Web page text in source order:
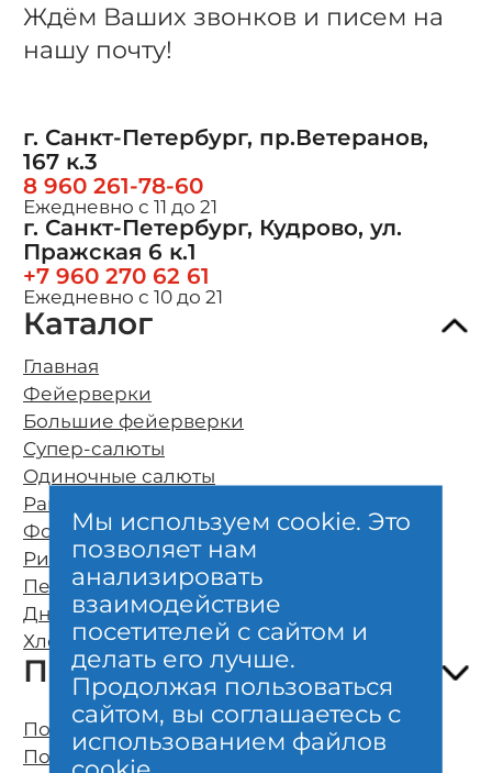
Ждём Ваших звонков и писем на
нашу почту!
г. Санкт-Петербург, пр.Ветеранов,
167 к.3
8 960 261-78-60
Ежедневно с 11 до 21
г. Санкт-Петербург, Кудрово, ул.
Пражская 6 к.1
+7 960 270 62 61
Ежедневно с 10 до 21
Каталог
Главная
Фейерверки
Большие фейерверки
Супер-салюты
Одиночные салюты
Ракеты
Фонтаны
Римские свечи
Петарды
Дневные фейерверки
Хлопушки и бенгальские свечи
Покупателям
О компании
Оплата и бесплатная доставка
Возврат и обмен
Безопасность
Гарантии качества
Отзывы клиентов
Полезно знать о фейерверках
Организация фейерверк шоу
Политика конфиденциальности
Пользовательское соглашение
Мы используем cookie. Это
позволяет нам
анализировать
взаимодействие
посетителей с сайтом и
делать его лучше.
Продолжая пользоваться
сайтом, вы соглашаетесь с
использованием файлов